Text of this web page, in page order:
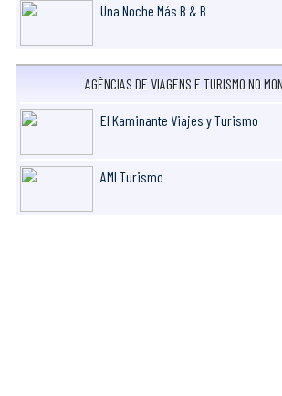
Una Noche Más B & B
AGÊNCIAS DE VIAGENS E TURISMO NO
El Kaminante Viajes y Turismo
AMI Turismo